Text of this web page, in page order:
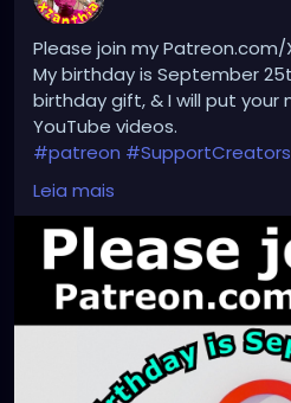
Please join my Patreon.com/
My birthday is September
birthday gift, & I will put
YouTube videos.
#patreon #SupportCreators
#ExclusiveContent
#BecomeAPatron
#CreatorsOnPatreon
#CreativeCommunity
#CreatorEconomy
#SubscribeNow
#SupportSmallCreators
#SupportMyWork
Leia mais